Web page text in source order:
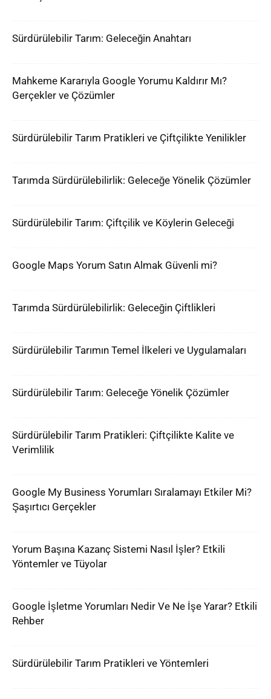
Sürdürülebilir Tarım: Geleceğin Anahtarı
Mahkeme Kararıyla Google Yorumu Kaldırır Mı?
Gerçekler ve Çözümler
Sürdürülebilir Tarım Pratikleri ve Çiftçilikte Yenilikler
Tarımda Sürdürülebilirlik: Geleceğe Yönelik Çözümler
Sürdürülebilir Tarım: Çiftçilik ve Köylerin Geleceği
Google Maps Yorum Satın Almak Güvenli mi?
Tarımda Sürdürülebilirlik: Geleceğin Çiftlikleri
Sürdürülebilir Tarımın Temel İlkeleri ve Uygulamaları
Sürdürülebilir Tarım: Geleceğe Yönelik Çözümler
Sürdürülebilir Tarım Pratikleri: Çiftçilikte Kalite ve
Verimlilik
Google My Business Yorumları Sıralamayı Etkiler Mi?
Şaşırtıcı Gerçekler
Yorum Başına Kazanç Sistemi Nasıl İşler? Etkili
Yöntemler ve Tüyolar
Google İşletme Yorumları Nedir Ve Ne İşe Yarar? Etkili
Rehber
Sürdürülebilir Tarım Pratikleri ve Yöntemleri